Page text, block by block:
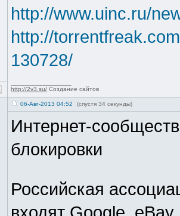
http://www.uinc.ru/
http://
130728/
http://2v3.su/ Создание сайтов
06-Авг-2013 04:52 (спустя 34 секунды)
Интернет-
блокировки
Российская